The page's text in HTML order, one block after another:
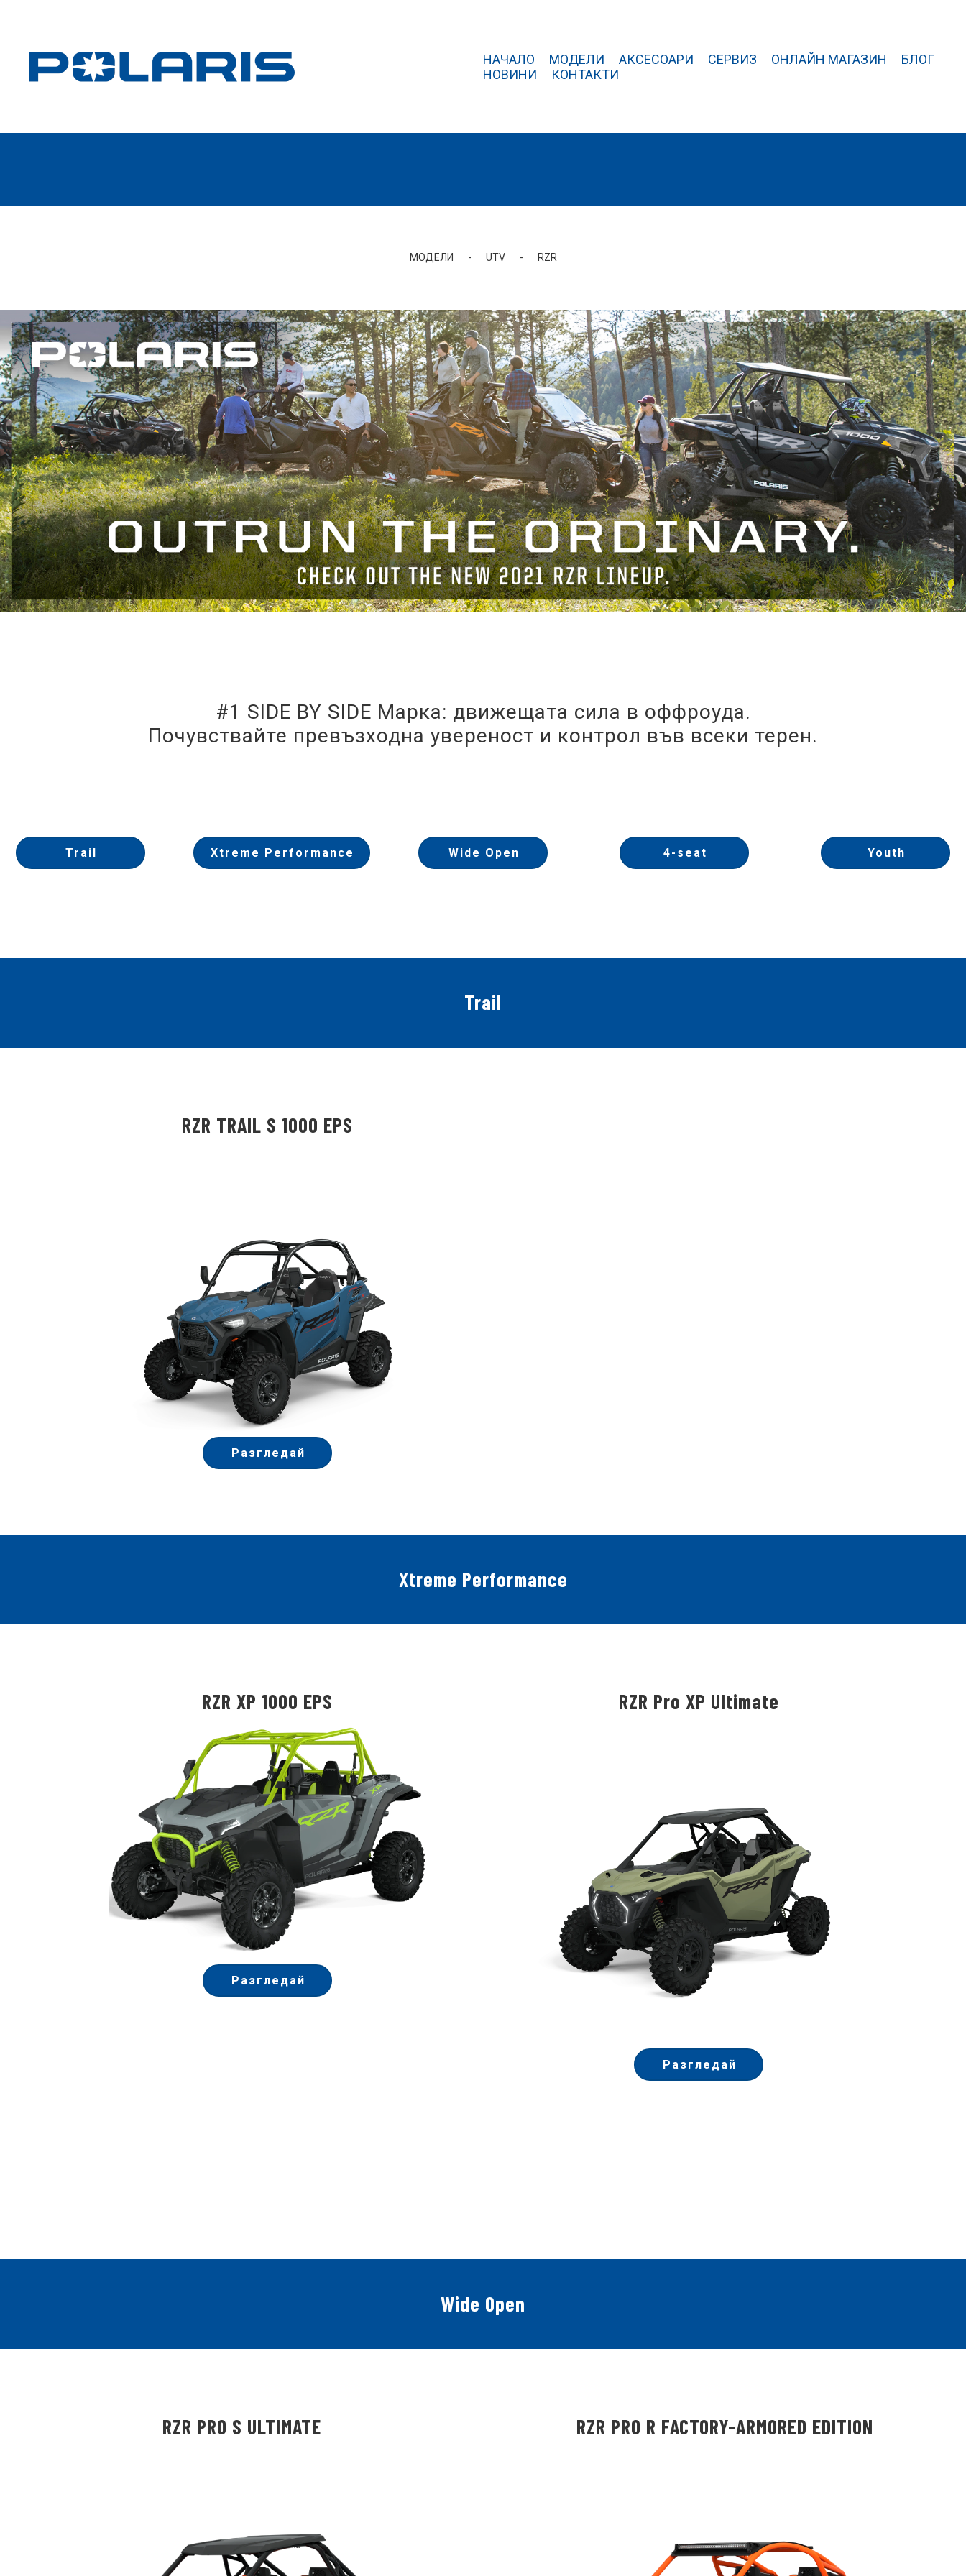
НАЧАЛО МОДЕЛИ АКСЕСОАРИ СЕРВИЗ ОНЛАЙН МАГАЗИН
БЛОГ
НОВИНИ
КОНТАКТИ
МОДЕЛИ - UTV - RZR
#1 SIDE BY SIDE Марка: движещата сила в оффроуда.
Почувствайте превъзходна увереност и контрол във всеки терен.
Trail Xtreme Performance Wide Open 4-seat Youth
Trail
RZR TRAIL S 1000 EPS
Разгледай
Xtreme Performance
RZR XP 1000 EPS
Разгледай
RZR Pro XP Ultimate
Разгледай
Wide Open
RZR PRO S ULTIMATE RZR PRO R FACTORY-ARMORED EDITION